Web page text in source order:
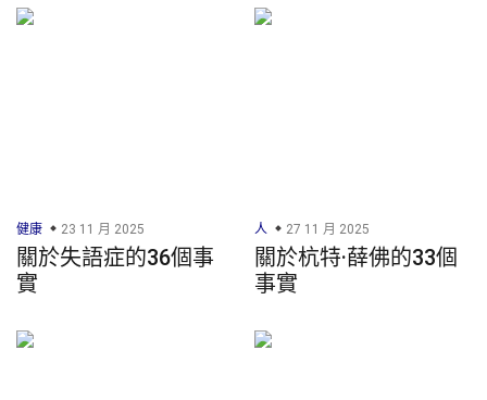
健康 23 11 月 2025
關於失語症的36個事
實
人 27 11 月 2025
關於杭特·薛佛的33個
事實